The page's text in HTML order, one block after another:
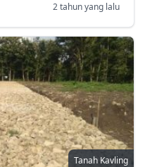
2 tahun yang lalu
Tanah Kavling